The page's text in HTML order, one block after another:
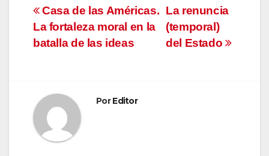
Navegación
de
entradas
La renuncia
(temporal)
del Estado
Casa de las Américas.
La fortaleza moral en la
batalla de las ideas
PorEditor